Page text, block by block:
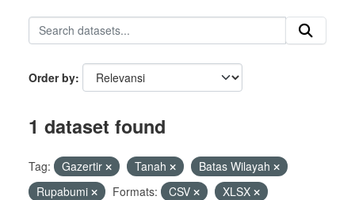
Order by
1 dataset found
Tag: Gazertir Tanah
Batas Wilayah
Rupabumi
Formats: CSV
XLSX